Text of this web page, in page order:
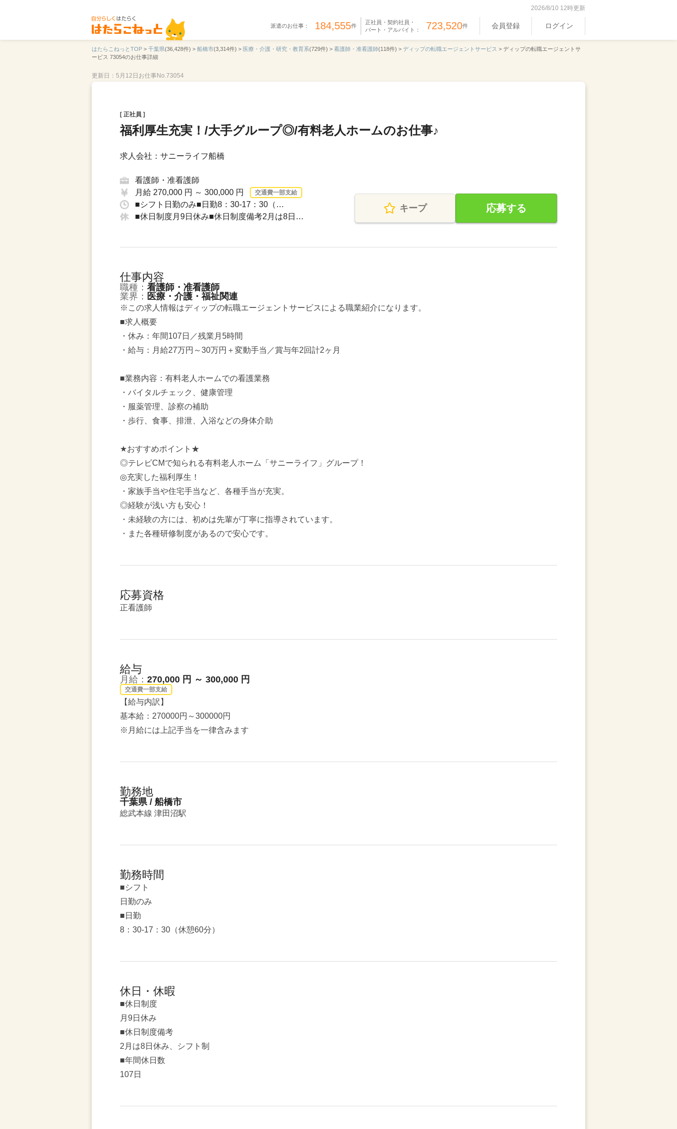
2026/8/10 12時更新
派遣のお仕事： 184,555件
正社員・契約社員・
パート・アルバイト： 723,520件 会員登録 ログイン
はたらこねっとTOP > 千葉県(36,428件) > 船橋市(3,314件) > 医療・介護・研究・教育系(729件) > 看護師・准看護師(118件) > ディップの転職エージェントサービス > ディップの転職エージェントサ
ービス 73054のお仕事詳細
更新日：5月12日 お仕事No.73054
[ 正社員 ]
福利厚生充実！/大手グループ◎/有料老人ホームのお仕事♪
求人会社：サニーライフ船橋
看護師・准看護師
月給 270,000 円 ～ 300,000 円
交通費一部支給
■シフト日勤のみ■日勤8：30-17：30（…
■休日制度月9日休み■休日制度備考2月は8日…
キープ 応募する
仕事内容
職種： 看護師・准看護師
業界： 医療・介護・福祉関連
※この求人情報はディップの転職エージェントサービスによる職業紹介になります。
■求人概要
・休み：年間107日／残業月5時間
・給与：月給27万円～30万円＋変動手当／賞与年2回計2ヶ月
■業務内容：有料老人ホームでの看護業務
・バイタルチェック、健康管理
・服薬管理、診察の補助
・歩行、食事、排泄、入浴などの身体介助
★おすすめポイント★
◎テレビCMで知られる有料老人ホーム「サニーライフ」グループ！
◎充実した福利厚生！
・家族手当や住宅手当など、各種手当が充実。
◎経験が浅い方も安心！
・未経験の方には、初めは先輩が丁寧に指導されています。
・また各種研修制度があるので安心です。
応募資格
正看護師
給与
月給： 270,000 円 ～ 300,000 円
交通費一部支給
【給与内訳】
基本給：270000円～300000円
※月給には上記手当を一律含みます
勤務地
千葉県 / 船橋市
総武本線 津田沼駅
勤務時間
■シフト
日勤のみ
■日勤
8：30-17：30（休憩60分）
休日・休暇
■休日制度
月9日休み
■休日制度備考
2月は8日休み、シフト制
■年間休日数
107日